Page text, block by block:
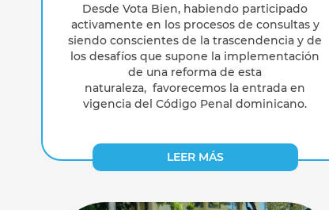
Desde Vota Bien, habiendo participado
activamente en los procesos de consultas y
siendoconscientes de la trascendencia y de
los desafíos que supone la implementación
de una reforma de esta
naturaleza, favorecemos la entrada en
vigencia del Código Penal dominicano.
LEER MÁS